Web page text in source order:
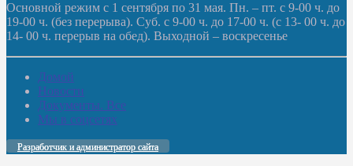
Основной режим с 1 сентября по 31 мая. Пн. – пт. с 9-00 ч. до
19-00 ч. (без перерыва). Суб. с 9-00 ч. до 17-00 ч. (с 13- 00 ч. до
14- 00 ч. перерыв на обед). Выходной – воскресенье
Домой
Новости
Документы. Все
Мы в соцсетях
Разработчик и администратор сайта